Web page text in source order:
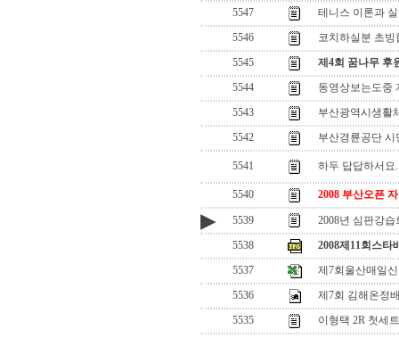
5547
테니스 이론과
5546
코치하실분 초빙
5545
제4회 꿈나무 후
5544
동영상보는도중
5543
부산광역시생활
5542
부산경륜공단
5541 하두 답답하서요
5540 2008 부산오픈
▶ 5539
2008년 심판강
5538
2008제11회스타
5537
제7회울산매일
5536
제7회 김해온정
5535
이형택 2R 첫세트